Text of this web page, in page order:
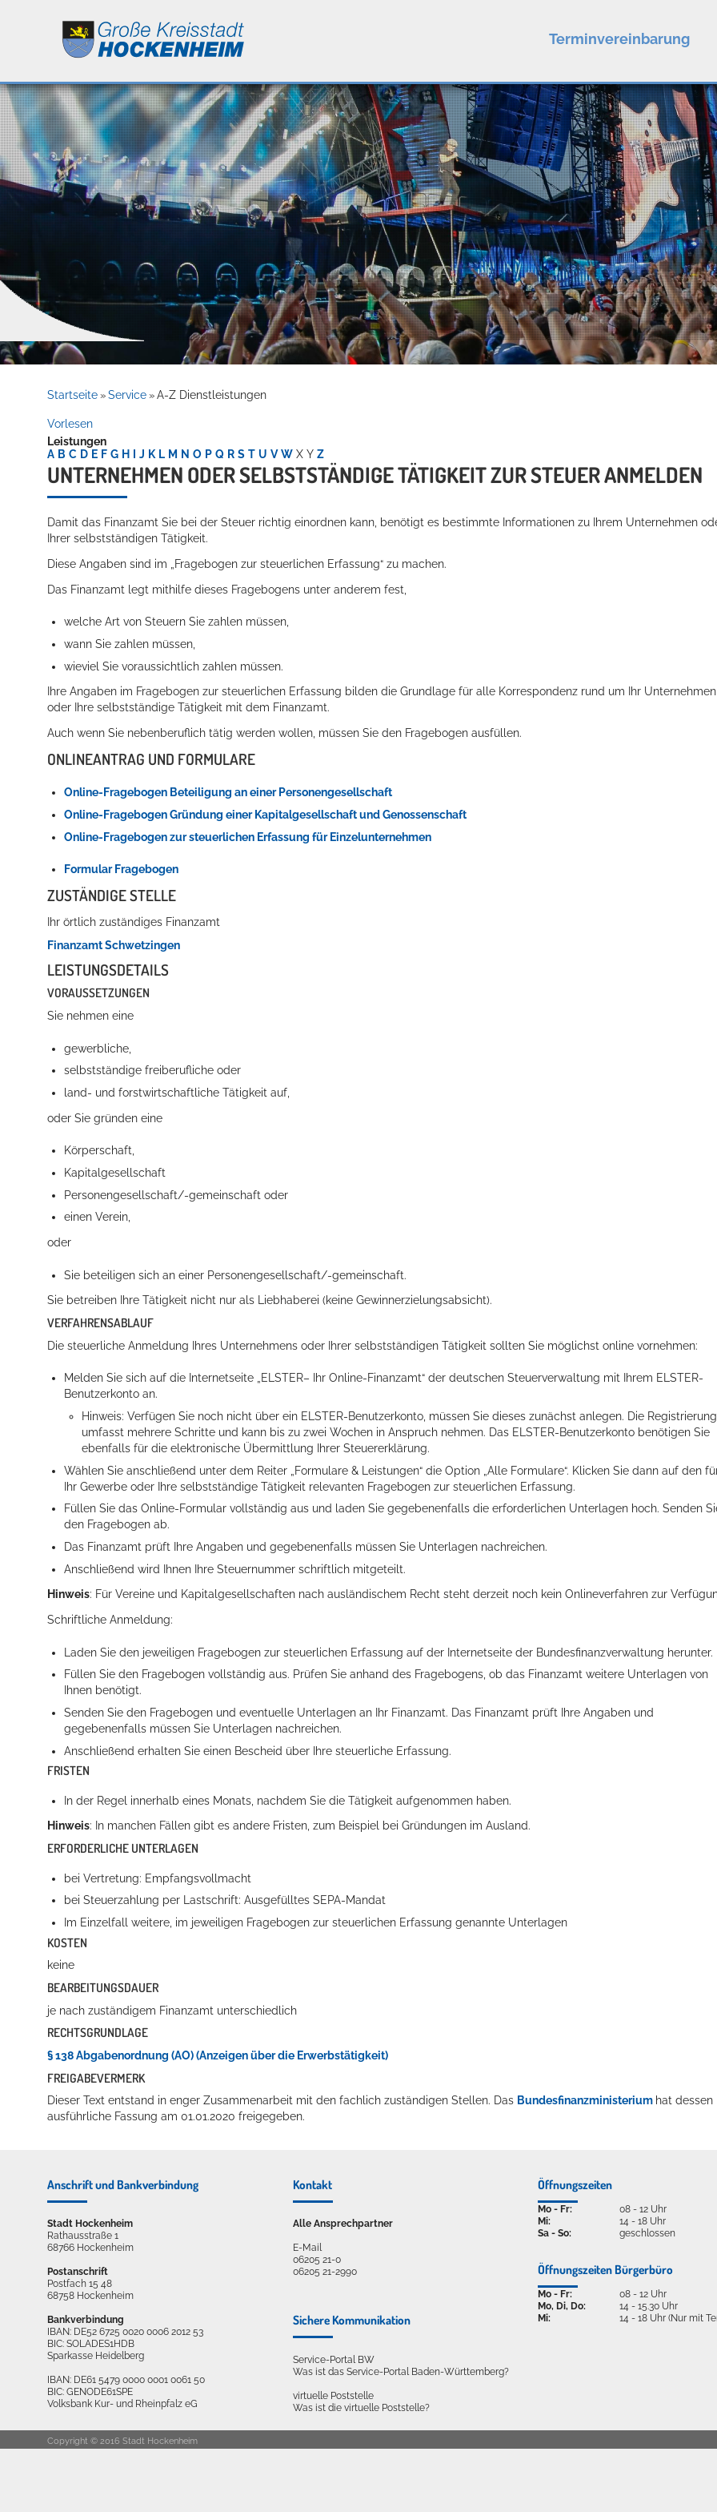
Leben
Kultur
Service
Terminvereinbarung
Willkommen in Hockenheim
Konzerte, Tagungen und vieles mehr
Die Stadthalle Hockenheim bietet den perfekten Standort für Events aller Art!
mehr dazu...
Spaß unter prickelnden Wasserfällen, das rauschende Meer im Wellenbecken oder doch lieber die pure Entspannung auf der
Startseite » Service » A-Z Dienstleistungen
Vorlesen
Leistungen
A B C D E F G H J K L M N O P Q R S T U V W X Y Z
UNTERNEHMEN ODER SELBSTSTÄNDIGE TÄTIGKEIT ZUR STEUER ANMELDEN
Damit das Finanzamt Sie bei der Steuer richtig einordnen kann, benötigt es bestimmte Informationen zu Ihrem Unternehmen
Ihrer selbstständigen Tätigkeit.
Diese Angaben sind im „Fragebogen zur steuerlichen Erfassung“ zu machen.
Das Finanzamt legt mithilfe dieses Fragebogens unter anderem fest,
welche Art von Steuern Sie zahlen müssen,
wann Sie zahlen müssen,
wieviel Sie voraussichtlich zahlen müssen.
Ihre Angaben im Fragebogen zur steuerlichen Erfassung bilden die Grundlage für alle Korrespondenz rund um Ihr Unternehmen
oder Ihre selbstständige Tätigkeit mit dem Finanzamt.
Auch wenn Sie nebenberuflich tätig werden wollen, müssen Sie den Fragebogen ausfüllen.
ONLINEANTRAG UND FORMULARE
Online-Fragebogen Beteiligung an einer Personengesellschaft
Online-Fragebogen Gründung einer Kapitalgesellschaft und Genossenschaft
Online-Fragebogen zur steuerlichen Erfassung für Einzelunternehmen
Formular Fragebogen
ZUSTÄNDIGE STELLE
Ihr örtlich zuständiges Finanzamt
Finanzamt Schwetzingen
LEISTUNGSDETAILS
VORAUSSETZUNGEN
Sie nehmen eine
gewerbliche,
selbstständige freiberufliche oder
land- und forstwirtschaftliche Tätigkeit auf,
oder Sie gründen eine
Körperschaft,
Kapitalgesellschaft
Personengesellschaft/-gemeinschaft oder
einen Verein,
oder
Sie beteiligen sich an einer Personengesellschaft/-gemeinschaft.
Sie betreiben Ihre Tätigkeit nicht nur als Liebhaberei (keine Gewinnerzielungsabsicht).
VERFAHRENSABLAUF
Die steuerliche Anmeldung Ihres Unternehmens oder Ihrer selbstständigen Tätigkeit sollten Sie möglichst online vornehmen:
Melden Sie sich auf die Internetseite „ELSTER– Ihr Online-Finanzamt“ der deutschen Steuerverwaltung mit Ihrem ELSTER-
Benutzerkonto an.
Hinweis: Verfügen Sie noch nicht über ein ELSTER-Benutzerkonto, müssen Sie dieses zunächst anlegen. Die Registrierung
umfasst mehrere Schritte und kann bis zu zwei Wochen in Anspruch nehmen. Das ELSTER-Benutzerkonto benötigen Sie
ebenfalls für die elektronische Übermittlung Ihrer Steuererklärung.
Wählen Sie anschließend unter dem Reiter „Formulare & Leistungen“ die Option „Alle Formulare“. Klicken Sie dann auf den
Ihr Gewerbe oder Ihre selbstständige Tätigkeit relevanten Fragebogen zur steuerlichen Erfassung.
Füllen Sie das Online-Formular vollständig aus und laden Sie gegebenenfalls die erforderlichen Unterlagen hoch. Senden
den Fragebogen ab.
Das Finanzamt prüft Ihre Angaben und gegebenenfalls müssen Sie Unterlagen nachreichen.
Anschließend wird Ihnen Ihre Steuernummer schriftlich mitgeteilt.
Hinweis: Für Vereine und Kapitalgesellschaften nach ausländischem Recht steht derzeit noch kein Onlineverfahren zur
Schriftliche Anmeldung:
Laden Sie den jeweiligen Fragebogen zur steuerlichen Erfassung auf der Internetseite der Bundesfinanzverwaltung herunter.
Füllen Sie den Fragebogen vollständig aus. Prüfen Sie anhand des Fragebogens, ob das Finanzamt weitere Unterlagen von
Ihnen benötigt.
Senden Sie den Fragebogen und eventuelle Unterlagen an Ihr Finanzamt. Das Finanzamt prüft Ihre Angaben und
gegebenenfalls müssen Sie Unterlagen nachreichen.
Anschließend erhalten Sie einen Bescheid über Ihre steuerliche Erfassung.
FRISTEN
In der Regel innerhalb eines Monats, nachdem Sie die Tätigkeit aufgenommen haben.
Hinweis: In manchen Fällen gibt es andere Fristen, zum Beispiel bei Gründungen im Ausland.
ERFORDERLICHE UNTERLAGEN
bei Vertretung: Empfangsvollmacht
bei Steuerzahlung per Lastschrift: Ausgefülltes SEPA-Mandat
Im Einzelfall weitere, im jeweiligen Fragebogen zur steuerlichen Erfassung genannte Unterlagen
KOSTEN
keine
BEARBEITUNGSDAUER
je nach zuständigem Finanzamt unterschiedlich
RECHTSGRUNDLAGE
§ 138 Abgabenordnung (AO) (Anzeigen über die Erwerbstätigkeit)
FREIGABEVERMERK
Dieser Text entstand in enger Zusammenarbeit mit den fachlich zuständigen Stellen. Das Bundesfinanzministerium hat dessen
ausführliche Fassung am 01.01.2020 freigegeben.
Anschrift und Bankverbindung
Stadt Hockenheim
Rathausstraße 1
68766 Hockenheim
Postanschrift
Postfach 15 48
68758 Hockenheim
Bankverbindung
IBAN: DE52 6725 0020 0006 2012 53
BIC: SOLADES1HDB
Sparkasse Heidelberg
IBAN: DE61 5479 0000 0001 0061 50
BIC: GENODE61SPE
Volksbank Kur- und Rheinpfalz eG
Kontakt
Alle Ansprechpartner
E-Mail
06205 21-0
06205 21-2990
Sichere Kommunikation
Service-Portal BW
Was ist das Service-Portal Baden-Württemberg?
virtuelle Poststelle
Was ist die virtuelle Poststelle?
Öffnungszeiten
Mo - Fr:
Mi:
Sa - So:
08 - 12 Uhr
14 - 18 Uhr
geschlossen
Öffnungszeiten Bürgerbüro
Mo - Fr:
Mo, Di, Do:
Mi:
08 - 12 Uhr
14 - 15.30 Uhr
14 - 18 Uhr (Nur mit
Copyright © 2016 Stadt Hockenheim